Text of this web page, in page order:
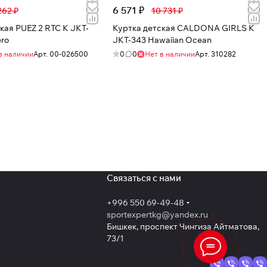
₽
PUEZ 2 RTC K JKT-
наличииАрт. 00-026500
6 571 ₽
10 731 ₽
Куртка детская CALDONA GIRLS K
JKT-343 Hawaiian Ocean
0 0 Нет в наличииАрт. 310282
Связаться с нами
+996 550 69-49-48
sportexpertkg@yandex.ru
Бишкек, проспект Чингиза Айтматова,
73/1